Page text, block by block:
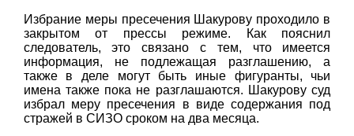
Избрание меры пресечения Шакурову проходило в
закрытом от прессы режиме. Как пояснил
следователь, это связано с тем, что имеется
информация, не подлежащая разглашению, а
также в деле могут быть иные фигуранты, чьи
имена также пока не разглашаются. Шакурову суд
избрал меру пресечения в виде содержания под
стражей в СИЗО сроком на два месяца.